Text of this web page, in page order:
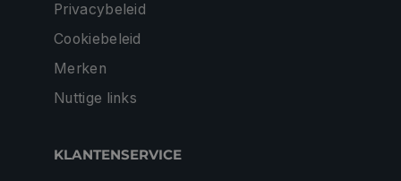
Privacybeleid
Cookiebeleid
Merken
Nuttige links
KLANTENSERVICE